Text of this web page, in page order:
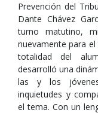
Prevención del
Dante Chávez
turno matutino,
nuevamente para
totalidad del
desarrolló una
las y los jóvenes
inquietudes y
el tema. Con un